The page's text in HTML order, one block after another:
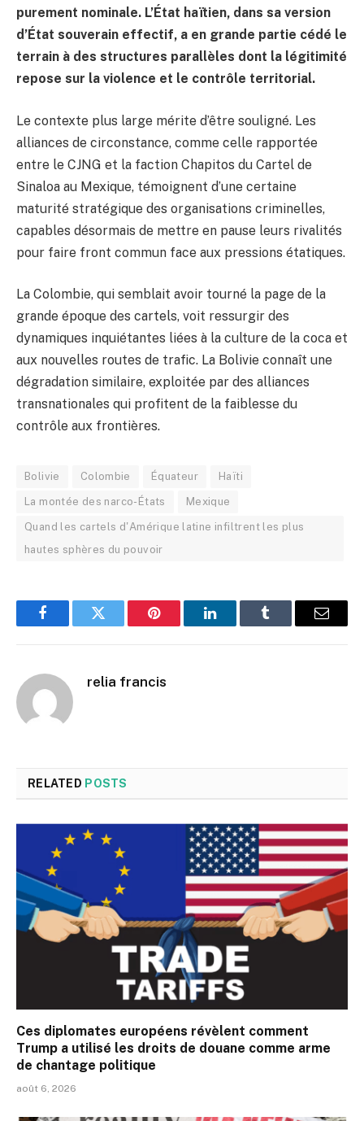
purement nominale. L’État haïtien, dans sa version
d’État souverain effectif, a en grande partie cédé le
terrain à des structures parallèles dont la légitimité
repose sur la violence et le contrôle territorial.
Le contexte plus large mérite d’être souligné. Les
alliances de circonstance, comme celle rapportée
entre le CJNG et la faction Chapitos du Cartel de
Sinaloa au Mexique, témoignent d’une certaine
maturité stratégique des organisations criminelles,
capables désormais de mettre en pause leurs rivalités
pour faire front commun face aux pressions étatiques.
La Colombie, qui semblait avoir tourné la page de la
grande époque des cartels, voit ressurgir des
dynamiques inquiétantes liées à la culture de la coca et
aux nouvelles routes de trafic. La Bolivie connaît une
dégradation similaire, exploitée par des alliances
transnationales qui profitent de la faiblesse du
contrôle aux frontières.
Bolivie Colombie Équateur Haïti
La montée des narco-États Mexique
Quand les cartels d'Amérique latine infiltrent les plus
hautes sphères du pouvoir
FacebookTwitter Pinterest LinkedInTumblr Email
relia francis
RELATED POSTS
Ces diplomates européens révèlent comment
Trump a utilisé les droits de douane comme arme
de chantage politique
août 6, 2026